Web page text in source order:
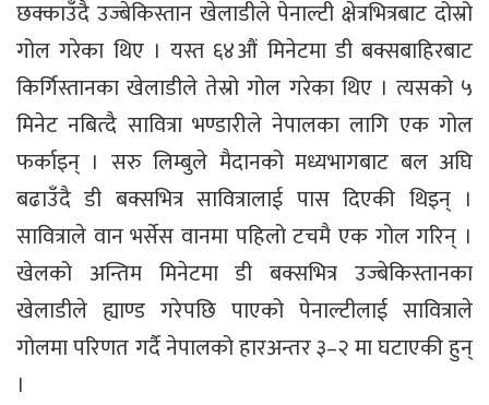
छक्काउँदै उज्बेकिस्तान खेलाडीले पेनाल्टी क्षेत्रभित्रबाट दोस्रो
गोल गरेका थिए । यस्त ६४औं मिनेटमा डी बक्सबाहिरबाट
किर्गिस्तानका खेलाडीले तेस्रो गोल गरेका थिए । त्यसको ५
मिनेट नबित्दै सावित्रा भण्डारीले नेपालका लागि एक गोल
फर्काइन् । सरु लिम्बुले मैदानको मध्यभागबाट बल अघि
बढाउँदै डी बक्सभित्र सावित्रालाई पास दिएकी थिइन् ।
सावित्राले वान भर्सेस वानमा पहिलो टचमै एक गोल गरिन् ।
खेलको अन्तिम मिनेटमा डी बक्सभित्र उज्बेकिस्तानका
खेलाडीले ह्याण्ड गरेपछि पाएको पेनाल्टीलाई सावित्राले
गोलमा परिणत गर्दै नेपालको हारअन्तर ३–२ मा घटाएकी हुन्
।